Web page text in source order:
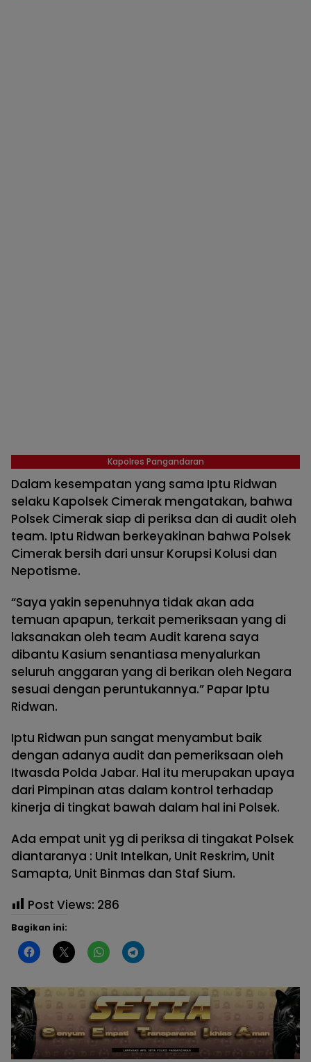
Kapolres Pangandaran
Dalam kesempatan yang sama Iptu Ridwan
selaku Kapolsek Cimerak mengatakan, bahwa
Polsek Cimerak siap di periksa dan di audit oleh
team. Iptu Ridwan berkeyakinan bahwa Polsek
Cimerak bersih dari unsur Korupsi Kolusi dan
Nepotisme.
“Saya yakin sepenuhnya tidak akan ada
temuan apapun, terkait pemeriksaan yang di
laksanakan oleh team Audit karena saya
dibantu Kasium senantiasa menyalurkan
seluruh anggaran yang di berikan oleh Negara
sesuai dengan peruntukannya.” Papar Iptu
Ridwan.
Iptu Ridwan pun sangat menyambut baik
dengan adanya audit dan pemeriksaan oleh
Itwasda Polda Jabar. Hal itu merupakan upaya
dari Pimpinan atas dalam kontrol terhadap
kinerja di tingkat bawah dalam hal ini Polsek.
Ada empat unit yg di periksa di tingakat Polsek
diantaranya : Unit Intelkan, Unit Reskrim, Unit
Samapta, Unit Binmas dan Staf Sium.
Post Views: 286
Bagikan ini: